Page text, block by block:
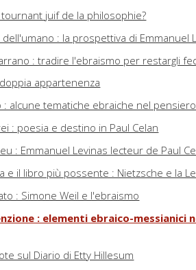
juif de la philosophie?
: la prospettiva di Emmanuel
: tradire l'ebraismo per restargli
appartenenza
alcune tematiche ebraiche nel
: poesia e destino in Paul Celan
: Emmanuel Levinas lecteur de Paul
e il libro più possente : Nietzsche e la
: Simone Weil e l'ebraismo
: elementi ebraico-
sul Diario di Etty Hillesum